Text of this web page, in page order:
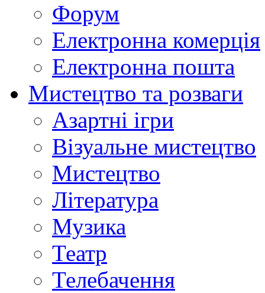
Форум
Електронна комерція
Електронна пошта
Мистецтво та розваги
Азартні ігри
Візуальне мистецтво
Мистецтво
Література
Музика
Театр
Телебачення